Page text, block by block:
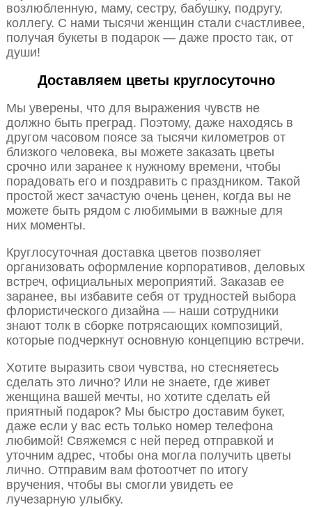
возлюбленную, маму, сестру, бабушку, подругу,
коллегу. С нами тысячи женщин стали счастливее,
получая букеты в подарок — даже просто так, от
души!
Доставляем цветы круглосуточно
Мы уверены, что для выражения чувств не
должно быть преград. Поэтому, даже находясь в
другом часовом поясе за тысячи километров от
близкого человека, вы можете заказать цветы
срочно или заранее к нужному времени, чтобы
порадовать его и поздравить с праздником. Такой
простой жест зачастую очень ценен, когда вы не
можете быть рядом с любимыми в важные для
них моменты.
Круглосуточная доставка цветов позволяет
организовать оформление корпоративов, деловых
встреч, официальных мероприятий. Заказав ее
заранее, вы избавите себя от трудностей выбора
флористического дизайна — наши сотрудники
знают толк в сборке потрясающих композиций,
которые подчеркнут основную концепцию встречи.
Хотите выразить свои чувства, но стесняетесь
сделать это лично? Или не знаете, где живет
женщина вашей мечты, но хотите сделать ей
приятный подарок? Мы быстро доставим букет,
даже если у вас есть только номер телефона
любимой! Свяжемся с ней перед отправкой и
уточним адрес, чтобы она могла получить цветы
лично. Отправим вам фотоотчет по итогу
вручения, чтобы вы смогли увидеть ее
лучезарную улыбку.